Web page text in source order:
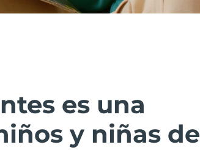
es una
y niñas de